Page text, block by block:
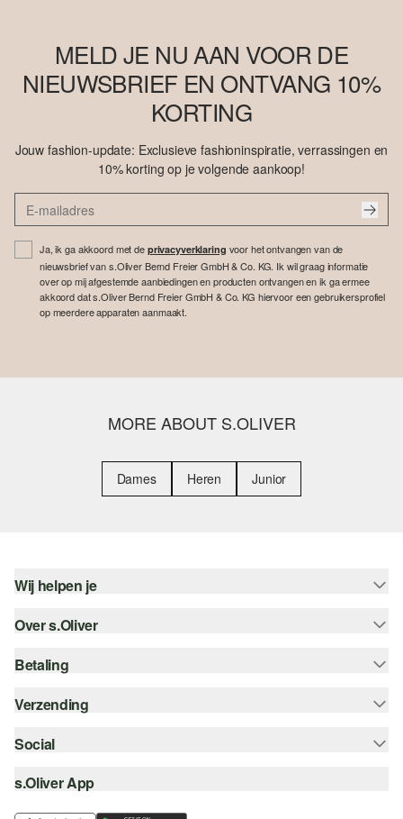
MELD JE NU AAN VOOR DE
NIEUWSBRIEF EN ONTVANG 10%
KORTING
Jouw fashion-update: Exclusieve fashioninspiratie, verrassingen en
10% korting op je volgende aankoop!
Ja, ik ga akkoord met de privacyverklaring voor het ontvangen van de
nieuwsbrief van s.Oliver Bernd Freier GmbH & Co. KG. Ik wil graag informatie
over op mij afgestemde aanbiedingen en producten ontvangen en ik ga ermee
akkoord dat s.Oliver Bernd Freier GmbH & Co. KG hiervoor een gebruikersprofiel
op meerdere apparaten aanmaakt.
MORE ABOUT S.OLIVER
Dames Heren Junior
Wij helpen je
Help - FAQ
Maattabel
Top categorieën
Over s.Oliver
Nieuwsbrief
s.Oliver Card
Verlanglijstje
Betaling
Koop op rekening
Creditcard
Verzending
Track & Trace
Post NL
Social
instagram
facebook
s.Oliver App